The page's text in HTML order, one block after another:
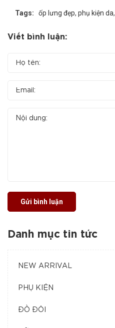
Tags: ốp lưng đẹp, phụ kiện da,
Viết bình luận:
Gửi bình luận
Danh mục tin tức
NEW ARRIVAL
PHỤ KIỆN
ĐỒ ĐÔI